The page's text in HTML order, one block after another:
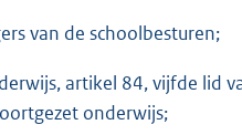
van de schoolbesturen;
artikel 84, vijfde lid
onderwijs;